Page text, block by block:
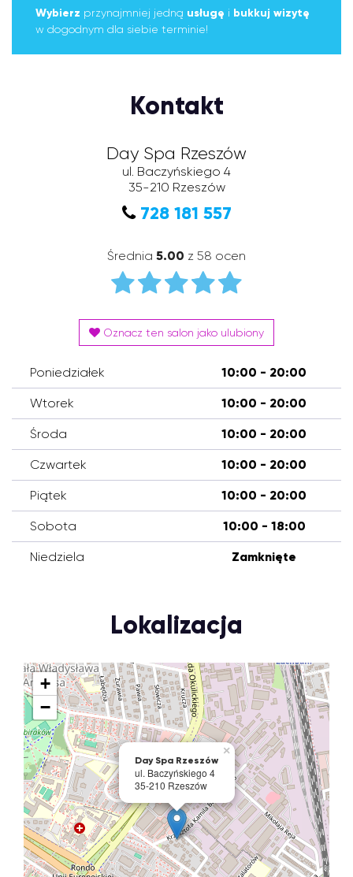
Wybierz przynajmniej jedną usługę i bukkuj wizytę
w dogodnym dla siebie terminie!
Kontakt
Day Spa Rzeszów
ul. Baczyńskiego 4
35-210 Rzeszów
728 181 557
Średnia 5.00 z 58 ocen
Oznacz ten salon jako ulubiony
Poniedziałek 10:00 - 20:00
Wtorek 10:00 - 20:00
Środa 10:00 - 20:00
Czwartek 10:00 - 20:00
Piątek 10:00 - 20:00
Sobota 10:00 - 18:00
Niedziela Zamknięte
Lokalizacja
Day Spa Rzeszów
ul. Baczyńskiego 4
35-210 Rzeszów
×
+
−